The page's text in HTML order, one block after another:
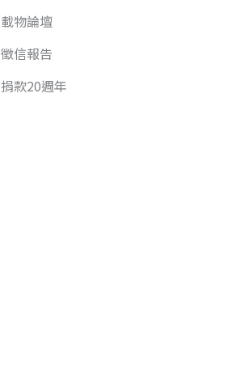
載物論壇
徵信報告
捐款20週年